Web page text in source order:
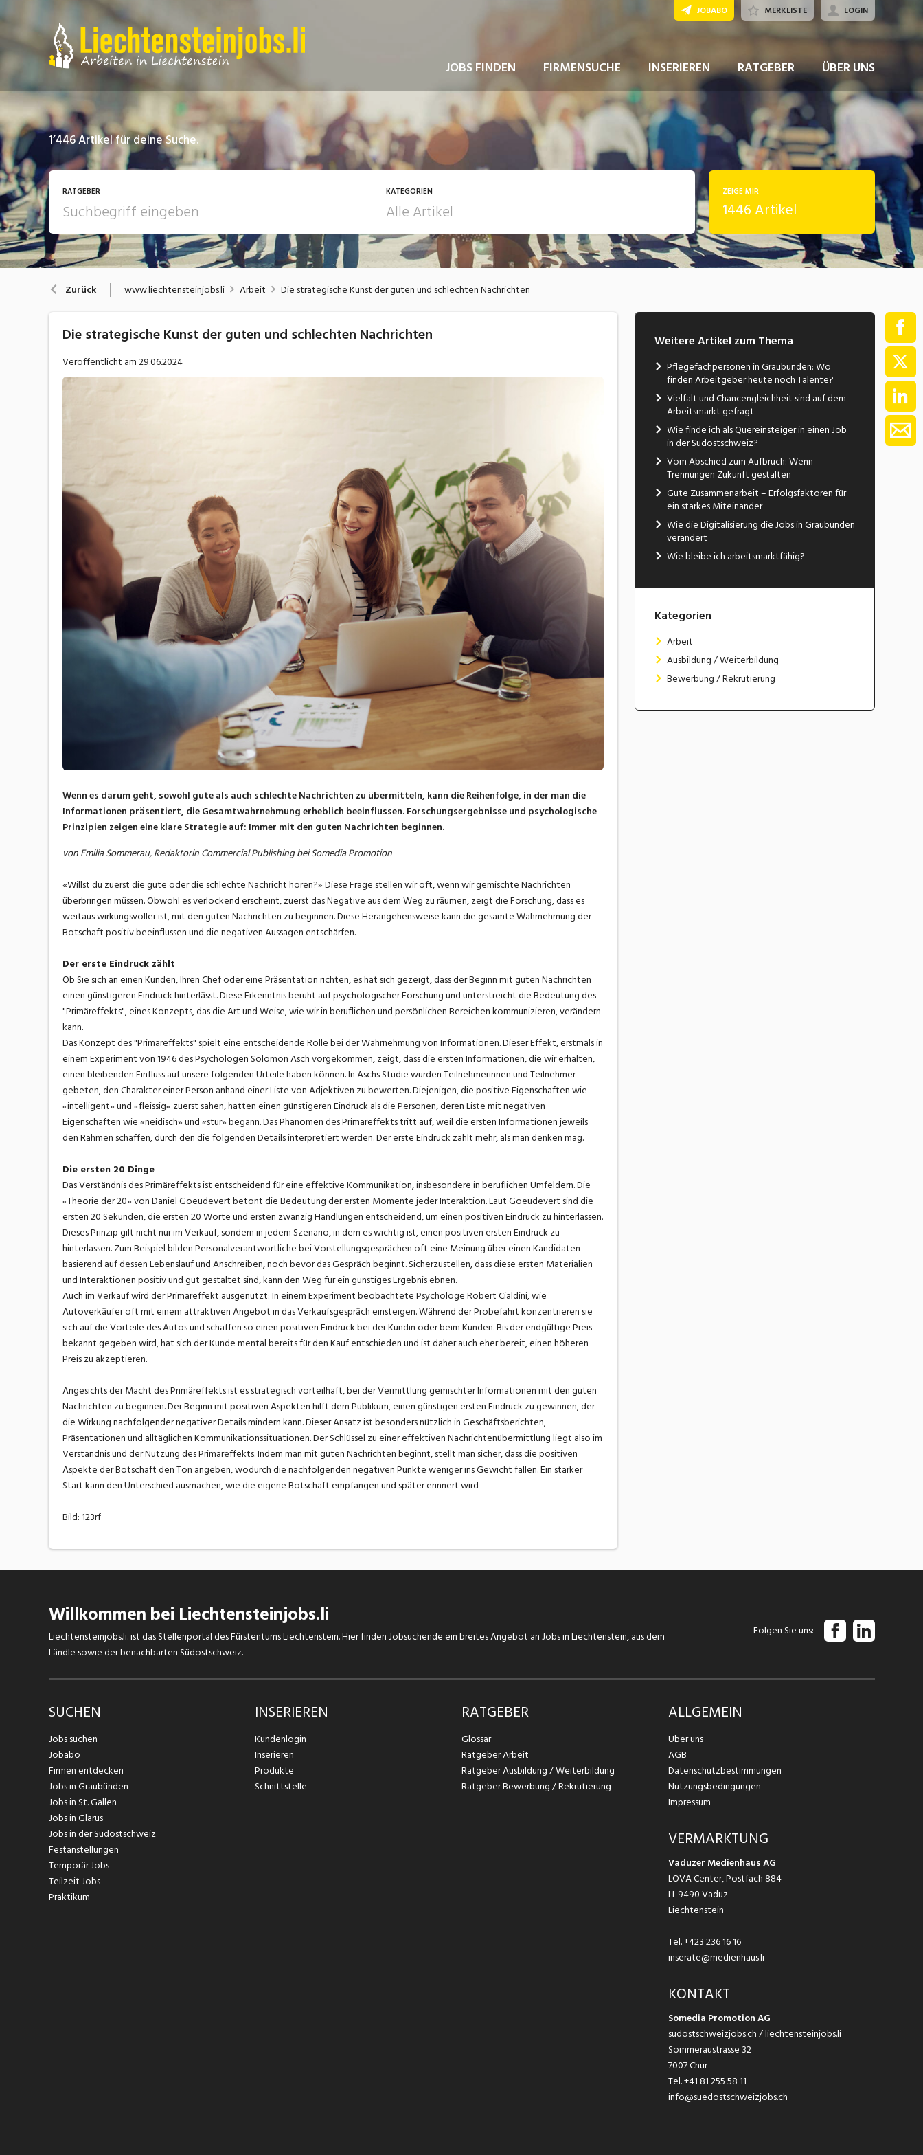
JOBS FINDEN FIRMENSUCHE INSERIEREN RATGEBER ÜBER UNS
JOBABO MERKLISTE LOGIN
1’446Artikel für deine Suche.
RATGEBER KATEGORIEN
Arbeit Ausbildung / Weiterbildung Bewerbung / Rekrutierung
ZEIGE MIR
1446 Artikel
Zurück www.liechtensteinjobs.li Arbeit Die strategische Kunst der guten und schlechten Nachrichten
Die strategische Kunst der guten und schlechten Nachrichten
Veröffentlicht am29.06.2024
Wenn es darum geht, sowohl gute als auch schlechte Nachrichten zu übermitteln, kann die Reihenfolge, in der man die
Informationen präsentiert, die Gesamtwahrnehmung erheblich beeinflussen. Forschungsergebnisse und psychologische
Prinzipien zeigen eine klare Strategie auf: Immer mit den guten Nachrichten beginnen.
von Emilia Sommerau, Redaktorin Commercial Publishing bei Somedia Promotion
«Willst du zuerst die gute oder die schlechte Nachricht hören?» Diese Frage stellen wir oft, wenn wir gemischte Nachrichten
überbringen müssen. Obwohl es verlockend erscheint, zuerst das Negative aus dem Weg zu räumen, zeigt die Forschung, dass es
weitaus wirkungsvoller ist, mit den guten Nachrichten zu beginnen. Diese Herangehensweise kann die gesamte Wahrnehmung der
Botschaft positiv beeinflussen und die negativen Aussagen entschärfen.
Der erste Eindruck zählt
Ob Sie sich an einen Kunden, Ihren Chef oder eine Präsentation richten, es hat sich gezeigt, dass der Beginn mit guten Nachrichten
einen günstigeren Eindruck hinterlässt. Diese Erkenntnis beruht auf psychologischer Forschung und unterstreicht die Bedeutung des
"Primäreffekts", eines Konzepts, das die Art und Weise, wie wir in beruflichen und persönlichen Bereichen kommunizieren, verändern
kann.
Das Konzept des "Primäreffekts" spielt eine entscheidende Rolle bei der Wahrnehmung von Informationen. Dieser Effekt, erstmals in
einem Experiment von 1946 des Psychologen Solomon Asch vorgekommen, zeigt, dass die ersten Informationen, die wir erhalten,
einen bleibenden Einfluss auf unsere folgenden Urteile haben können. In Aschs Studie wurden Teilnehmerinnen und Teilnehmer
gebeten, den Charakter einer Person anhand einer Liste von Adjektiven zu bewerten. Diejenigen, die positive Eigenschaften wie
«intelligent» und «fleissig« zuerst sahen, hatten einen günstigeren Eindruck als die Personen, deren Liste mit negativen
Eigenschaften wie «neidisch» und «stur» begann. Das Phänomen des Primäreffekts tritt auf, weil die ersten Informationen jeweils
den Rahmen schaffen, durch den die folgenden Details interpretiert werden. Der erste Eindruck zählt mehr, als man denken mag.
Die ersten 20 Dinge
Das Verständnis des Primäreffekts ist entscheidend für eine effektive Kommunikation, insbesondere in beruflichen Umfeldern. Die
«Theorie der 20» von Daniel Goeudevert betont die Bedeutung der ersten Momente jeder Interaktion. Laut Goeudevert sind die
ersten 20 Sekunden, die ersten 20 Worte und ersten zwanzig Handlungen entscheidend, um einen positiven Eindruck zu hinterlassen.
Dieses Prinzip gilt nicht nur im Verkauf, sondern in jedem Szenario, in dem es wichtig ist, einen positiven ersten Eindruck zu
hinterlassen. Zum Beispiel bilden Personalverantwortliche bei Vorstellungsgesprächen oft eine Meinung über einen Kandidaten
basierend auf dessen Lebenslauf und Anschreiben, noch bevor das Gespräch beginnt. Sicherzustellen, dass diese ersten Materialien
und Interaktionen positiv und gut gestaltet sind, kann den Weg für ein günstiges Ergebnis ebnen.
Auch im Verkauf wird der Primäreffekt ausgenutzt: In einem Experiment beobachtete Psychologe Robert Cialdini, wie
Autoverkäufer oft mit einem attraktiven Angebot in das Verkaufsgespräch einsteigen. Während der Probefahrt konzentrieren sie
sich auf die Vorteile des Autos und schaffen so einen positiven Eindruck bei der Kundin oder beim Kunden. Bis der endgültige Preis
bekannt gegeben wird, hat sich der Kunde mental bereits für den Kauf entschieden und ist daher auch eher bereit, einen höheren
Preis zu akzeptieren.
Angesichts der Macht des Primäreffekts ist es strategisch vorteilhaft, bei der Vermittlung gemischter Informationen mit den guten
Nachrichten zu beginnen. Der Beginn mit positiven Aspekten hilft dem Publikum, einen günstigen ersten Eindruck zu gewinnen, der
die Wirkung nachfolgender negativer Details mindern kann. Dieser Ansatz ist besonders nützlich in Geschäftsberichten,
Präsentationen und alltäglichen Kommunikationssituationen. Der Schlüssel zu einer effektiven Nachrichtenübermittlung liegt also im
Verständnis und der Nutzung des Primäreffekts. Indem man mit guten Nachrichten beginnt, stellt man sicher, dass die positiven
Aspekte der Botschaft den Ton angeben, wodurch die nachfolgenden negativen Punkte weniger ins Gewicht fallen. Ein starker
Start kann den Unterschied ausmachen, wie die eigene Botschaft empfangen und später erinnert wird
Bild: 123rf
Weitere Artikel zum Thema
Pflegefachpersonen in Graubünden: Wo
finden Arbeitgeber heute noch Talente?
Vielfalt und Chancengleichheit sind auf dem
Arbeitsmarkt gefragt
Wie finde ich als Quereinsteiger:in einen Job
in der Südostschweiz?
Vom Abschied zum Aufbruch: Wenn
Trennungen Zukunft gestalten
Gute Zusammenarbeit – Erfolgsfaktoren für
ein starkes Miteinander
Wie die Digitalisierung die Jobs in Graubünden
verändert
Wie bleibe ich arbeitsmarktfähig?
Kategorien
Arbeit
Ausbildung / Weiterbildung
Bewerbung / Rekrutierung
Willkommen bei Liechtensteinjobs.li
Liechtensteinjobs.li. ist das Stellenportal des Fürstentums Liechtenstein. Hier finden Jobsuchende ein breites Angebot an Jobs in Liechtenstein, aus dem
Ländle sowie der benachbarten Südostschweiz.
Folgen Sie uns
SUCHEN
Jobs suchen
Jobabo
Firmen entdecken
Jobs in Graubünden
Jobs in St. Gallen
Jobs in Glarus
Jobs in der Südostschweiz
Festanstellungen
Temporär Jobs
Teilzeit Jobs
Praktikum
INSERIEREN
Kundenlogin
Inserieren
Produkte
Schnittstelle
RATGEBER
Glossar
Ratgeber Arbeit
Ratgeber Ausbildung / Weiterbildung
Ratgeber Bewerbung / Rekrutierung
ALLGEMEIN
Über uns
AGB
Datenschutzbestimmungen
Nutzungsbedingungen
Impressum
VERMARKTUNG
Vaduzer Medienhaus AG
LOVA Center, Postfach 884
LI-9490 Vaduz
Liechtenstein
Tel.+423 236 16 16
inserate@medienhaus.li
KONTAKT
Somedia Promotion AG
südostschweizjobs.ch / liechtensteinjobs.li
Sommeraustrasse 32
7007 Chur
Tel.+41 81 255 58 11
info@suedostschweizjobs.ch